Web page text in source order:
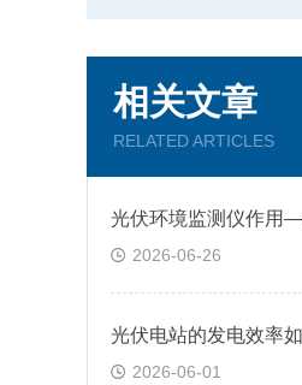
相关文章
RELATED ARTICLES
2026-06-26
2026-06-01